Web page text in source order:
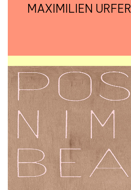
MAXIMILIEN URFER